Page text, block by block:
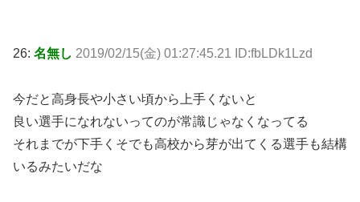
26: 名無し 2019/02/15(金) 01:27:45.21 ID:fbLDk1Lzd
今だと高身長や小さい頃から上手くないと
良い選手になれないってのが常識じゃなくなってる
それまでが下手くそでも高校から芽が出てくる選手も結構
いるみたいだな